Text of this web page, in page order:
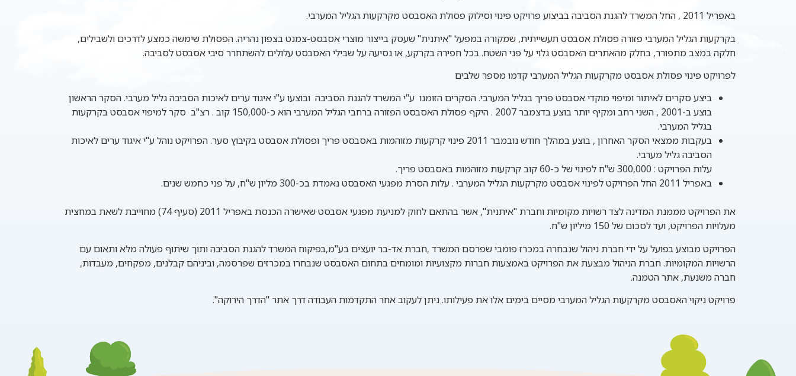
באפריל 2011 , החל המשרד להגנת הסביבה בביצוע פרויקט פינוי וסילוק פסולת האסבסט מקרקעות הגליל המערבי.
בקרקעות הגליל המערבי פזורה פסולת אסבסט תעשייתית, שמקורה במפעל "איתנית" שעסק בייצור מוצרי אסבסט-צמנט בצפון נהריה. הפסולת שימשה כמצע לדרכים ולשבילים,
חלקה במצב מתפורר, בחלק מהאתרים האסבסט גלוי על פני השטח. בכל חפירה בקרקע, או נסיעה על שבילי האסבסט עלולים להשתחרר סיבי אסבסט לסביבה.
לפרויקט פינוי פסולת אסבסט מקרקעות הגליל המערבי קדמו מספר שלבים
ביצע סקרים לאיתור ומיפוי מוקדי אסבסט פריך בגליל המערבי. הסקרים הזומנו ע"י המשרד להגנת הסביבה ובוצעו ע"י איגוד ערים לאיכות הסביבה גליל מערבי. הסקר הראשון
בוצע ב-2001 , השני רחב ומקיף יותר בוצע בדצמבר 2007 . היקף פסולת האסבסט הפזורה ברחבי הגליל המערבי הוא כ-150,000 קוב . רצ"ב
סקר למיפוי אסבסט בקרקעות
בגליל המערבי.
בעקבות ממצאי הסקר האחרון , בוצע במהלך חודש נובמבר 2011 פינוי קרקעות מזוהמות באסבסט פריך ופסולת אסבסט בקיבוץ סער.
הפרויקט נוהל ע"י איגוד ערים לאיכות
הסביבה גליל מערבי.
עלות הפרויקט : 300,000 ש"ח לפינוי של כ-60 קוב קרקעות מזוהמות באסבסט פריך.
באפריל 2011 החל הפרויקט לפינוי אסבסט מקרקעות הגליל המערבי . עלות הסרת מפגעי האסבסט נאמדת בכ-300 מליון ש"ח, על פני כחמש שנים.
את הפרויקט מממנת המדינה לצד רשויות מקומיות וחברת "איתנית"
, אשר בהתאם לחוק למניעת מפגעי אסבסט שאישרה הכנסת באפריל 2011 (סעיף 74) מחוייבת לשאת במחצית
מעלויות הפרויקט, ועד לסכום של 150 מיליון ש"ח.
הפרויקט מבוצע בפועל על ידי חברת ניהול שנבחרה במכרז פומבי שפרסם המשרד ,חברת אד-בר יועצים בע"מ,בפיקוח המשרד להגנת הסביבה ותוך שיתוף פעולה מלא ותאום עם
הרשויות המקומיות. חברת הניהול מבצעת את הפרויקט באמצעות חברות מקצועיות ומומחים בתחום האסבסט שנבחרו במכרזים שפרסמה, וביניהם קבלנים, מפקחים, מעבדות,
חברה משנעת, אתר הטמנה.
פרויקט ניקוי האסבסט מקרקעות הגליל המערבי מסיים בימים אלו את פעילותו.ניתן לעקוב אחר התקדמות העבודה דרך אתר "הדרך הירוקה".